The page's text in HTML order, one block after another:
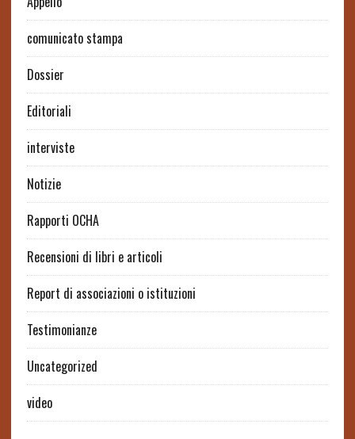
comunicato stampa
Dossier
Editoriali
interviste
Notizie
Rapporti OCHA
Recensioni di libri e articoli
Report di associazioni o istituzioni
Testimonianze
Uncategorized
video